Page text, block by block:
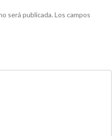
será publicada. Los campos